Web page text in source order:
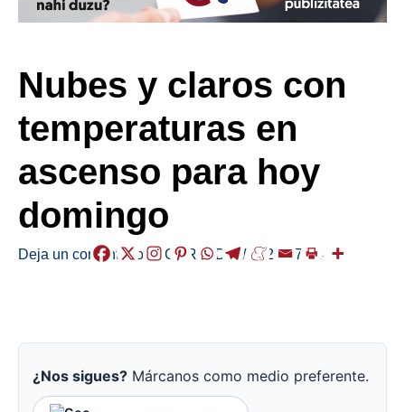
Nubes y claros con
temperaturas en
ascenso para hoy
domingo
Deja un comentario /EGURALDIA/ 2024-07-14
¿Nos sigues? Márcanos como medio preferente.